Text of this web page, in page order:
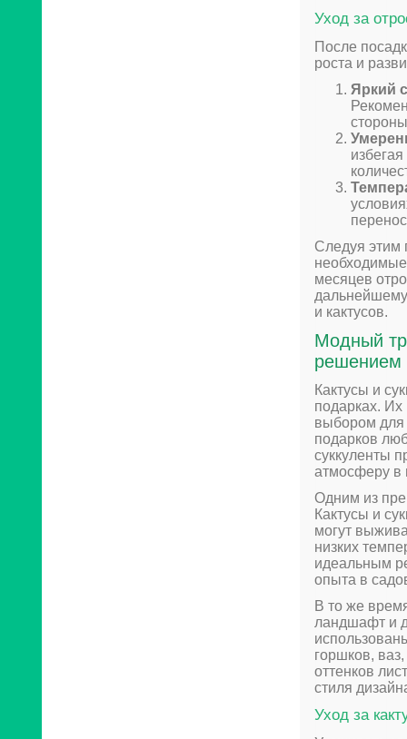
Уход за
После
роста и
Яркий
Следуя этим
необходимые
месяцев
и кактусов.
Модный
решением
Кактусы и
подарках. Их
выбором для
подарков
суккуленты
атмосферу
Одним из
Кактусы и
могут
низких
идеальным
опыта в
В то же
ландшафт и
горшков,
оттенков
стиля
Уход за